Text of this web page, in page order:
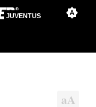
JUVENTUS